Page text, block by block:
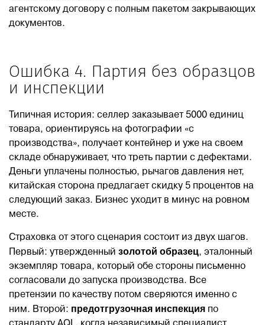
агентскому договору с полным пакетом закрывающих
документов.
Ошибка 4. Партия без образцов
и инспекции
Типичная история: селлер заказывает 5000 единиц
товара, ориентируясь на фотографии «с
производства», получает контейнер и уже на своем
складе обнаруживает, что треть партии с дефектами.
Деньги уплачены полностью, рычагов давления нет,
китайская сторона предлагает скидку 5 процентов на
следующий заказ. Бизнес уходит в минус на ровном
месте.
Страховка от этого сценария состоит из двух шагов.
Первый: утвержденный золотой образец, эталонный
экземпляр товара, который обе стороны письменно
согласовали до запуска производства. Все
претензии по качеству потом сверяются именно с
ним. Второй: предотгрузочная инспекция по